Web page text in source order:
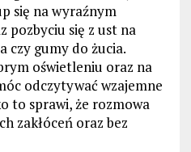
się na wyraźnym
pozbyciu się z ust na
czy gumy do żucia.
oświetleniu oraz na
odczytywać wzajemne
to sprawi, że rozmowa
zakłóceń oraz bez